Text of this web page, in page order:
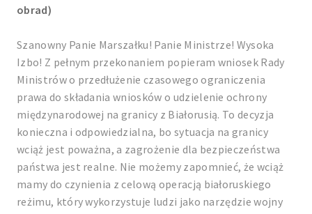
obrad)
Szanowny Panie Marszałku! Panie Ministrze! Wysoka
Izbo! Z pełnym przekonaniem popieram wniosek Rady
Ministrów o przedłużenie czasowego ograniczenia
prawa do składania wniosków o udzielenie ochrony
międzynarodowej na granicy z Białorusią. To decyzja
konieczna i odpowiedzialna, bo sytuacja na granicy
wciąż jest poważna, a zagrożenie dla bezpieczeństwa
państwa jest realne. Nie możemy zapomnieć, że wciąż
mamy do czynienia z celową operacją białoruskiego
reżimu, który wykorzystuje ludzi jako narzędzie wojny